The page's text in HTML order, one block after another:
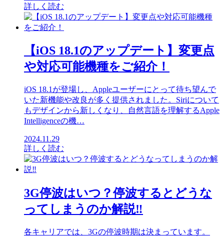
詳しく読む
【iOS 18.1のアップデート】変更点
や対応可能機種をご紹介！
iOS 18.1が登場し、Appleユーザーにとって待ち望んで
いた新機能や改良が多く提供されました。Siriについて
もデザインから新しくなり、自然言語を理解するApple
Intelligenceの機…
2024.11.29
詳しく読む
3G停波はいつ？停波するとどうな
ってしまうのか解説‼
各キャリアでは、3Gの停波時期は決まっています。